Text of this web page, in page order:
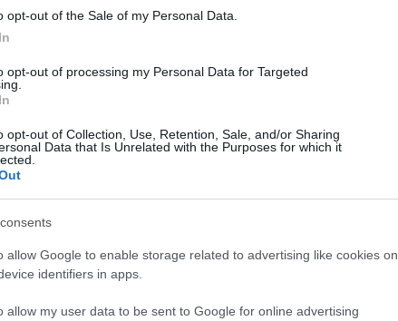
opt-out of the Sale of my Personal Data.
opt-out of processing my Personal Data for Targeted
opt-out of Collection, Use, Retention, Sale, and/or Sharing
Data that Is Unrelated with the Purposes for which it
allow Google to enable storage related to advertising like cookies on
identifiers in apps.
allow my user data to be sent to Google for online advertising